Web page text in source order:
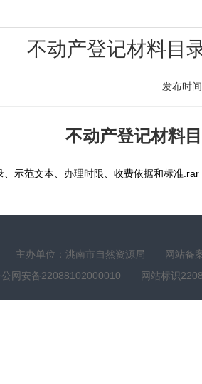
不动产登记材料目
发布时
不动产登记材料
、示范文本、办理时限、收费依据和标准.rar
主办单位：洮南市自然资源局
网站备
网安备22088102000010 网站标识